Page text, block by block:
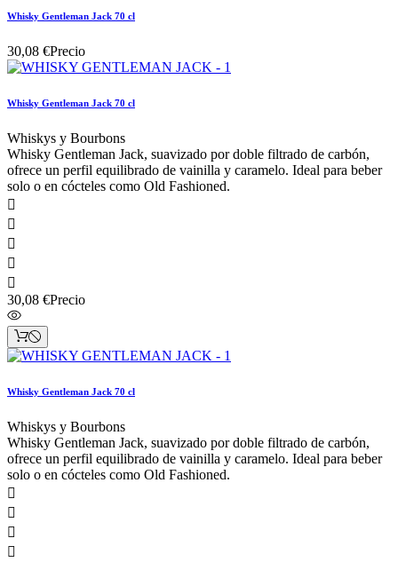
Whisky Gentleman Jack 70 cl
30,08 €Precio
Whisky Gentleman Jack 70 cl
Whiskys y Bourbons
Whisky Gentleman Jack, suavizado por doble filtrado de carbón,
ofrece un perfil equilibrado de vainilla y caramelo. Ideal para beber
solo o en cócteles como Old Fashioned.





30,08 €Precio
Whisky Gentleman Jack 70 cl
Whiskys y Bourbons
Whisky Gentleman Jack, suavizado por doble filtrado de carbón,
ofrece un perfil equilibrado de vainilla y caramelo. Ideal para beber
solo o en cócteles como Old Fashioned.



